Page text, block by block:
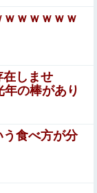
といけなくて
る？
」ワイ「ほ～
ね ただチャス
ｗｗｗｗｗｗ
在しませ
年の棒があり
う食べ方が分